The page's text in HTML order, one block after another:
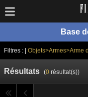
Base
Filtres : | Objets>Armes>Arme
Résultats (0résultat(s))